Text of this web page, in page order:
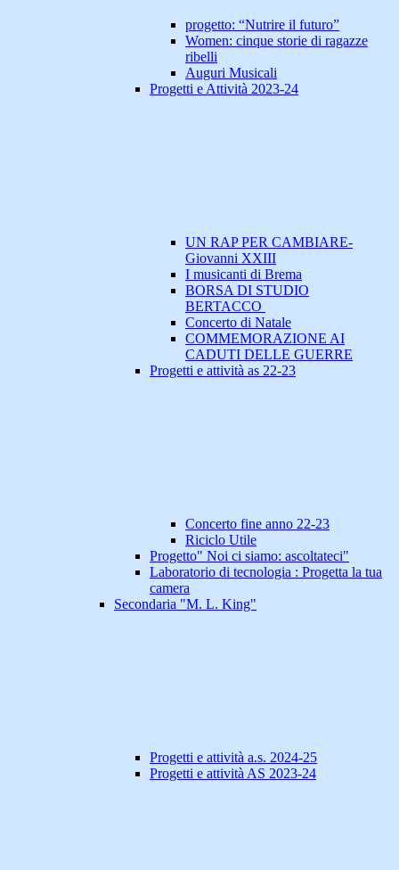
progetto: “Nutrire il futuro”
Women: cinque storie di ragazze
ribelli
Auguri Musicali
Progetti e Attività 2023-24
UN RAP PER CAMBIARE-
Giovanni XXIII
I musicanti di Brema
BORSA DI STUDIO
BERTACCO
Concerto di Natale
COMMEMORAZIONE AI
CADUTI DELLE GUERRE
Progetti e attività as 22-23
Concerto fine anno 22-23
Riciclo Utile
Progetto" Noi ci siamo: ascoltateci"
Laboratorio di tecnologia : Progetta la tua
camera
Secondaria "M. L. King"
Progetti e attività a.s. 2024-25
Progetti e attività AS 2023-24